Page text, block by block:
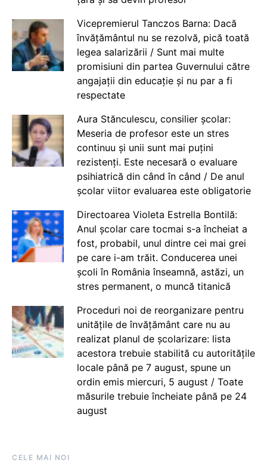
Vicepremierul Tanczos Barna: Dacă
învățământul nu se rezolvă, pică toată
legea salarizării / Sunt mai multe
promisiuni din partea Guvernului către
angajații din educație și nu par a fi
respectate
Aura Stănculescu, consilier școlar:
Meseria de profesor este un stres
continuu și unii sunt mai puțini
rezistenți. Este necesară o evaluare
psihiatrică din când în când / De anul
școlar viitor evaluarea este obligatorie
Directoarea Violeta Estrella Bontilă:
Anul școlar care tocmai s-a încheiat a
fost, probabil, unul dintre cei mai grei
pe care i-am trăit. Conducerea unei
școli în România înseamnă, astăzi, un
stres permanent, o muncă titanică
Proceduri noi de reorganizare pentru
unitățile de învățământ care nu au
realizat planul de școlarizare: lista
acestora trebuie stabilită cu autoritățile
locale până pe 7 august, spune un
ordin emis miercuri, 5 august / Toate
măsurile trebuie încheiate până pe 24
august
CELE MAI NOI